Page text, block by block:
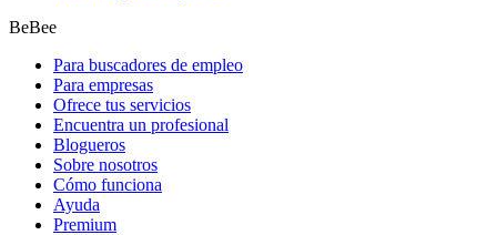
BeBee
Para buscadores de empleo
Para empresas
Ofrece tus servicios
Encuentra un profesional
Blogueros
Sobre nosotros
Cómo funciona
Ayuda
Premium